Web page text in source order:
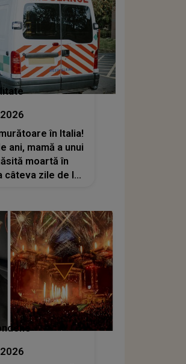
în Italia!
ani, mamă a unui
moartă în
câteva zile de la